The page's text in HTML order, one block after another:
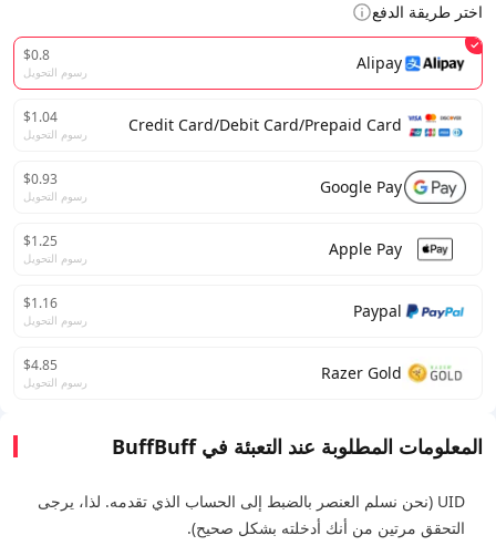
اختر طريقة الدفع
Alipay
$0.8
رسوم التحويل
Credit Card/Debit Card/Prepaid Card
$1.04
رسوم التحويل
Google Pay
$0.93
رسوم التحويل
Apple Pay
$1.25
رسوم التحويل
Paypal
$1.16
رسوم التحويل
Razer Gold
$4.85
رسوم التحويل
المعلومات المطلوبة عند التعبئة في BuffBuff
UID (نحن نسلم العنصر بالضبط إلى الحساب الذي تقدمه. لذا، يرجى
التحقق مرتين من أنك أدخلته بشكل صحيح).